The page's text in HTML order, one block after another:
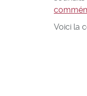
Voici la